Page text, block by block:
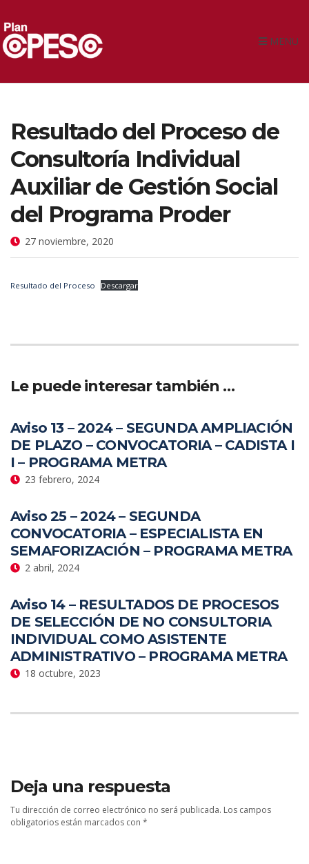
MENU
Resultado del Proceso de
Consultoría Individual
Auxiliar de Gestión Social
del Programa Proder
27 noviembre, 2020
Resultado del Proceso Descargar
Le puede interesar también …
Aviso 13 – 2024 – SEGUNDA AMPLIACIÓN
DE PLAZO – CONVOCATORIA – CADISTA I
I – PROGRAMA METRA
23 febrero, 2024
Aviso 25 – 2024 – SEGUNDA
CONVOCATORIA – ESPECIALISTA EN
SEMAFORIZACIÓN – PROGRAMA METRA
2 abril, 2024
Aviso 14 – RESULTADOS DE PROCESOS
DE SELECCIÓN DE NO CONSULTORIA
INDIVIDUAL COMO ASISTENTE
ADMINISTRATIVO – PROGRAMA METRA
18 octubre, 2023
Deja una respuesta
Tu dirección de correo electrónico no será publicada. Los campos
obligatorios están marcados con *